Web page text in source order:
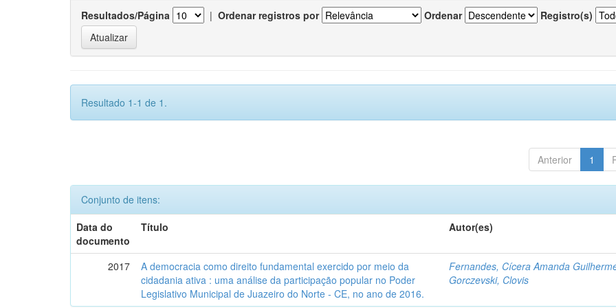
Resultados/Página | Ordenar registros por Ordenar Registro(s)
Resultado 1-1 de 1.
Anterior 1
Conjunto de itens:
Data do
documento
Título Autor(es)
2017
A democracia como direito fundamental exercido por meio da
cidadania ativa : uma análise da participação popular no Poder
Legislativo Municipal de Juazeiro do Norte - CE, no ano de 2016.
Fernandes, Cícera Amanda
Gorczevski, Clovis